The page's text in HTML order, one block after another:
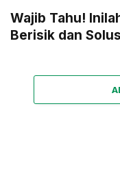
Wajib Tahu!
Berisik dan